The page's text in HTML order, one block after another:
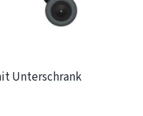
Unterschrank